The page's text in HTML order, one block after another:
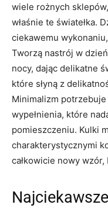
wiele rożnych
właśnie te światełka.
ciekawemu
Tworzą nastrój w
nocy, dając delikatne
które słyną z
Minimalizm
wypełnienia, które
pomieszczeniu. Kulki
charakterystycznymi
całkowicie nowy